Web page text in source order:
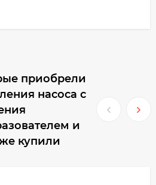
приобрели
насоса с
и
купили